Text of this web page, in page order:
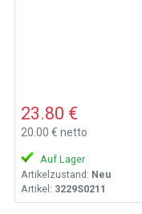
23.80 €
20.00 € netto
Auf Lager
Artikelzustand: Neu
Artikel: 3229S0211